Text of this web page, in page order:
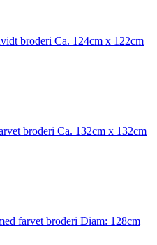
broderi Ca. 124cm x 122cm
broderi Ca. 132cm x 132cm
farvet broderi Diam: 128cm